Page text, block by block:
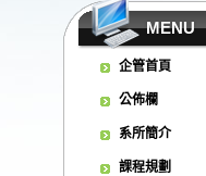
MENU
企管首頁
公佈欄
系所簡介
課程規劃